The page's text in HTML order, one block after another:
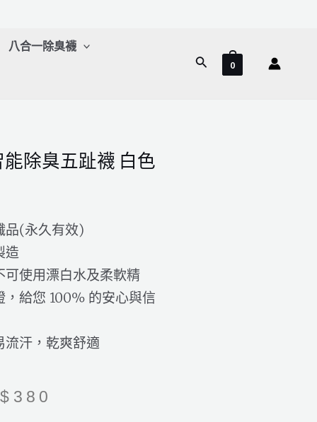
八合一除臭襪
搜
0
除臭五趾襪 白色
(永久有效)
造
使用漂白水及柔軟精
給您 100% 的安心與信
汗，乾爽舒適
380